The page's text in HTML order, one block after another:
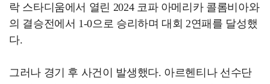
락 스타디움에서 열린 2024 코파 아메리카 콜롬비아와
의 결승전에서 1-0으로 승리하며 대회 2연패를 달성했
다.
그러나 경기 후 사건이 발생했다. 아르헨티나 선수단